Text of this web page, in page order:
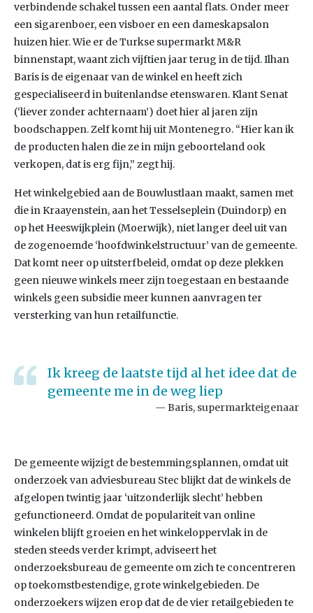
verbindende schakel tussen een aantal flats. Onder meer
een sigarenboer, een visboer en een dameskapsalon
huizen hier. Wie er de Turkse supermarkt M&R
binnenstapt, waant zich vijftien jaar terug in de tijd. Ilhan
Baris is de eigenaar van de winkel en heeft zich
gespecialiseerd in buitenlandse etenswaren. Klant Senat
(‘liever zonder achternaam’) doet hier al jaren zijn
boodschappen. Zelf komt hij uit Montenegro. “Hier kan ik
de producten halen die ze in mijn geboorteland ook
verkopen, dat is erg fijn,” zegt hij.
Het winkelgebied aan de Bouwlustlaan maakt, samen met
die in Kraayenstein, aan het Tesselseplein (Duindorp) en
op het Heeswijkplein (Moerwijk), niet langer deel uit van
de zogenoemde ‘hoofdwinkelstructuur’ van de gemeente.
Dat komt neer op uitsterfbeleid, omdat op deze plekken
geen nieuwe winkels meer zijn toegestaan en bestaande
winkels geen subsidie meer kunnen aanvragen ter
versterking van hun retailfunctie.
Ik kreeg de laatste tijd al het idee dat de
gemeente me in de weg liep
Baris, supermarkteigenaar
De gemeente wijzigt de bestemmingsplannen, omdat uit
onderzoek van adviesbureau Stec blijkt dat de winkels de
afgelopen twintig jaar ‘uitzonderlijk slecht’ hebben
gefunctioneerd. Omdat de populariteit van online
winkelen blijft groeien en het winkeloppervlak in de
steden steeds verder krimpt, adviseert het
onderzoeksbureau de gemeente om zich te concentreren
op toekomstbestendige, grote winkelgebieden. De
onderzoekers wijzen erop dat de de vier retailgebieden te